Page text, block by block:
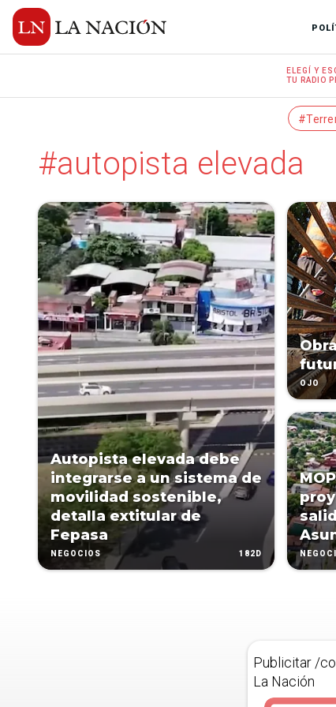
ELEGÍ Y
TU RADIO
#autopista elevada
Autopista elevada debe
integrarse a un sistema de
movilidad sostenible,
detalla extitular de
Fepasa
NEGOCIOS 182D
OJO
Publicitar /
La Nación